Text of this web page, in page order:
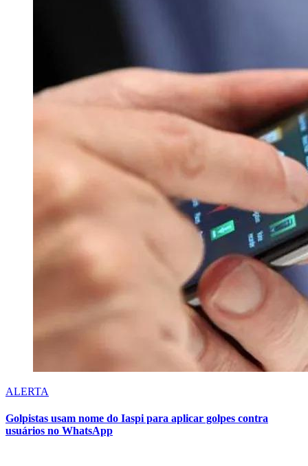
ALERTA
Golpistas usam nome do Iaspi para aplicar golpes contra
usuários no WhatsApp